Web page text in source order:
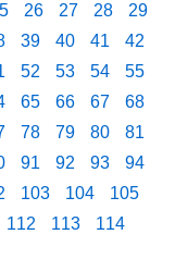
26 27 28
29
39 40 41
42
52 53 54
55
65 66 67
68
78 79 80
81
91 92 93
94
103 104
105
112 113 114